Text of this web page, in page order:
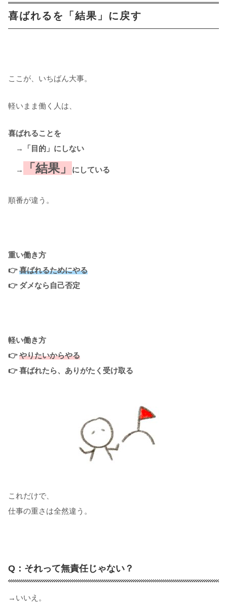
喜ばれるを「結果」に戻す
ここが、いちばん大事。
軽いまま働く人は、
喜ばれることを
→「目的」にしない
→ 「結果」 にしている
順番が違う。
重い働き方
👉喜ばれるためにやる
👉 ダメなら自己否定
軽い働き方
👉やりたいからやる
👉 喜ばれたら、ありがたく受け取る
これだけで、
仕事の重さは全然違う。
Q：それって無責任じゃない？
→いいえ。